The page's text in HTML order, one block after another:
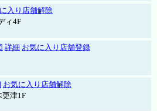
入り店舗解除
ィ4F
詳細 お気に入り店舗登録
お気に入り店舗解除
津1F